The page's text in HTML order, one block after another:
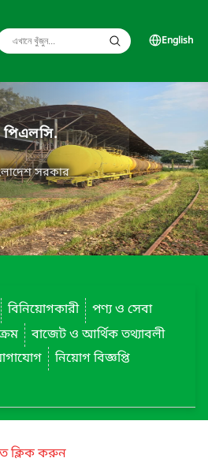
English
সরকার
বিনিয়োগকারী
পণ্য ও সেবা
বাজেট ও আর্থিক তথ্যাবলী
নিয়োগ বিজ্ঞপ্তি
ক্লিক করুন